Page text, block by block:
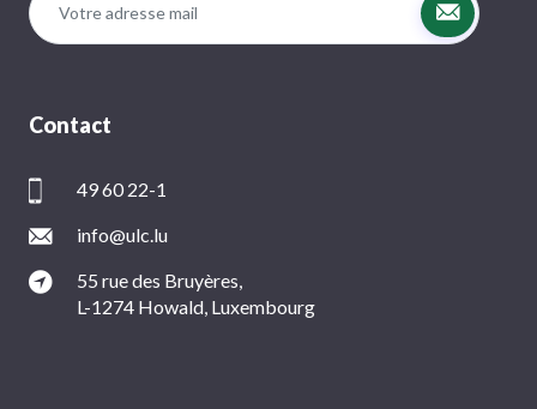
Contact
49 60 22-1
info@ulc.lu
55 rue des Bruyères,
L-1274 Howald, Luxembourg